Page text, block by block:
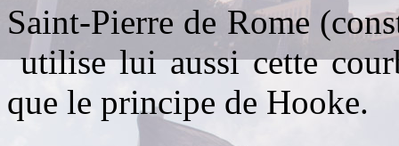
Saint-Pierre de Rome
utilise lui aussi cette
que le principe de Hooke.